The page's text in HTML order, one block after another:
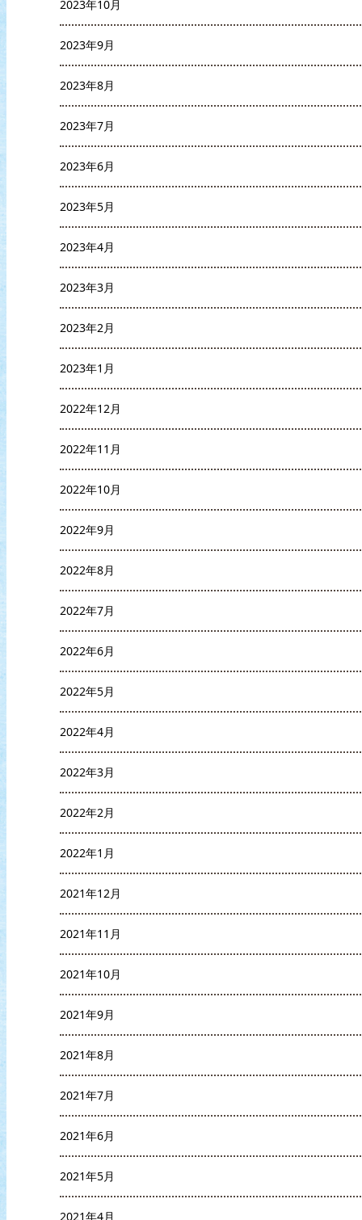
2023年10月
2023年9月
2023年8月
2023年7月
2023年6月
2023年5月
2023年4月
2023年3月
2023年2月
2023年1月
2022年12月
2022年11月
2022年10月
2022年9月
2022年8月
2022年7月
2022年6月
2022年5月
2022年4月
2022年3月
2022年2月
2022年1月
2021年12月
2021年11月
2021年10月
2021年9月
2021年8月
2021年7月
2021年6月
2021年5月
2021年4月